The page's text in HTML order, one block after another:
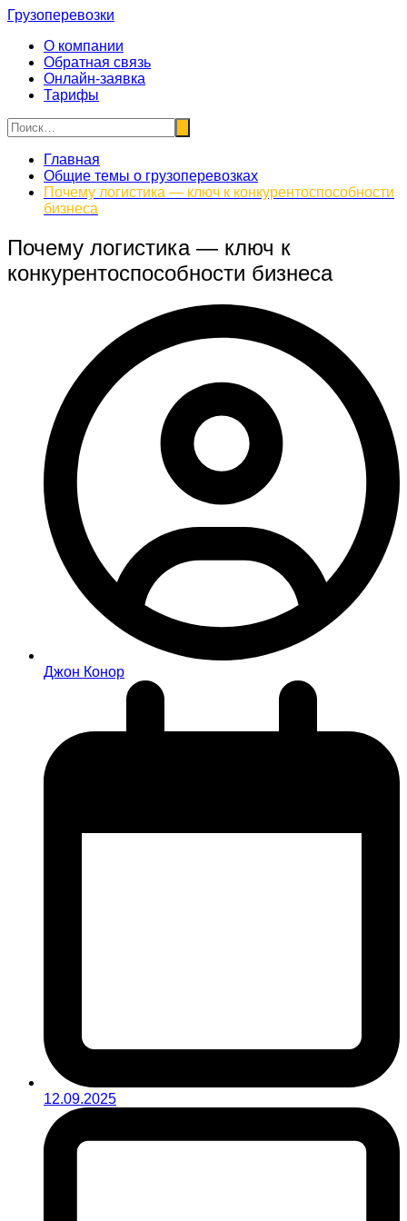
Перейти
содержимому
Грузоперевозки
О компании
Обратная связь
Онлайн-заявка
Тарифы
Главная
Общие темы о грузоперевозках
Почему логистика — ключ к конкурентоспособности
бизнеса
Почему логистика — ключ к
конкурентоспособности бизнеса
Джон Конор
12.09.2025